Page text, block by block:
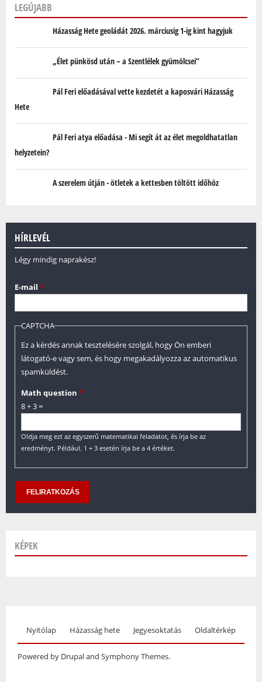
LEGÚJABB
Házasság Hete geoládát 2026. márciusig 1-ig kint hagyjuk
„Élet pünkösd után – a Szentlélek gyümölcsei”
Pál Feri előadásával vette kezdetét a kaposvári Házasság
Hete
Pál Feri atya előadása - Mi segít át az élet megoldhatatlan
helyzetein?
A szerelem útján - ötletek a kettesben töltött időhöz
HÍRLEVÉL
Légy mindig naprakész!
E-mail *
CAPTCHA
Ez a kérdés annak tesztelésére szolgál, hogy Ön emberi
látogató-e vagy sem, és hogy megakadályozza az automatikus
spamküldést.
Math question *
8 + 3 =
Oldja meg ezt az egyszerű matematikai feladatot, és írja be az
eredményt. Például. 1 + 3 esetén írja be a 4 értéket.
KÉPEK
Nyitólap Házasság hete Jegyesoktatás Oldaltérkép
Powered by Drupal and Symphony Themes.